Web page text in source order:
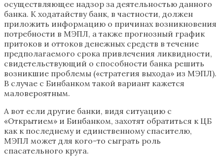
осуществляющее надзор за деятельностью данного
банка. К ходатайству банк, в частности, должен
приложить информацию о причинах возникновения
потребности в МЭПЛ, а также прогнозный график
притоков и оттоков денежных средств в течение
предполагаемого срока привлечения ликвидности,
свидетельствующий о способности банка решить
возникшие проблемы («стратегия выхода» из МЭПЛ).
В случае с Бинбанком такой вариант кажется
маловероятным.
А вот если другие банки, видя ситуацию с
«Открытием» и Бинбанком, захотят обратиться к ЦБ
как к последнему и единственному спасителю,
МЭПЛ может для кого-то сыграть роль
спасательного круга.